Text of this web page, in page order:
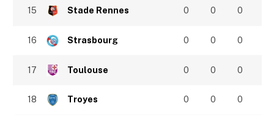
15 Stade Rennes 0 0 0
16 Strasbourg 0 0 0
17 Toulouse 0 0 0
18 Troyes 0 0 0